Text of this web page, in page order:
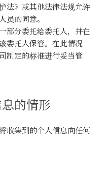
法》或其他法律法规允许
员的同意。
部分委托给委托人，并在
委托人保管。在此情况
制定的标准进行妥当管
的情形
收集到的个人信息向任何